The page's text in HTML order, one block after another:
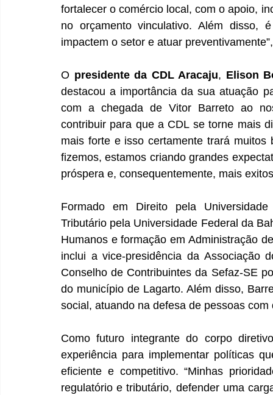
fortalecer o comércio local, com o apoio,
no orçamento vinculativo. Além disso,
impactem o setor e atuar
O presidente da CDL Aracaju, Elison
destacou a importância da sua atuação
com a chegada de Vitor Barreto ao
contribuir para que a CDL se torne mais
mais forte e isso certamente trará
fizemos, estamos criando grandes
próspera e, consequentemente, mais
Formado em Direito pela
Tributário pela Universidade Federal da
Humanos e formação em Administração
inclui a vice-presidência da Associação
Conselho de Contribuintes da Sefaz-SE
do município de Lagarto. Além disso,
social, atuando na defesa de pessoas com
Como futuro integrante do corpo
experiência para implementar políticas
eficiente e competitivo. “Minhas
regulatório e tributário, defender uma